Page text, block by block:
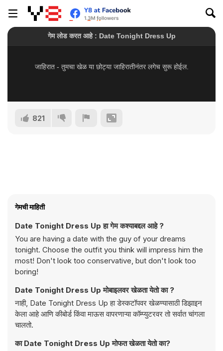
821
गेमची माहिती
Date Tonight Dress Up हा गेम कश्याबद्दल आहे ?
You are having a date with the guy of your dreams
tonight. Choose the outfit you think will impress him the
most! Don't look too conservative, but don't look too
boring!
Date Tonight Dress Up मोबाइलवर खेळता येतो का ?
नाही, Date Tonight Dress Up हा डेस्कटॉपवर खेळण्यासाठी डिझाइन
केला आहे आणि कीबोर्ड किंवा माऊस वापरणाऱ्या कॉम्प्युटरवर तो सर्वात चांगला
चालतो.
का Date Tonight Dress Up मोफत खेळता येतो का?